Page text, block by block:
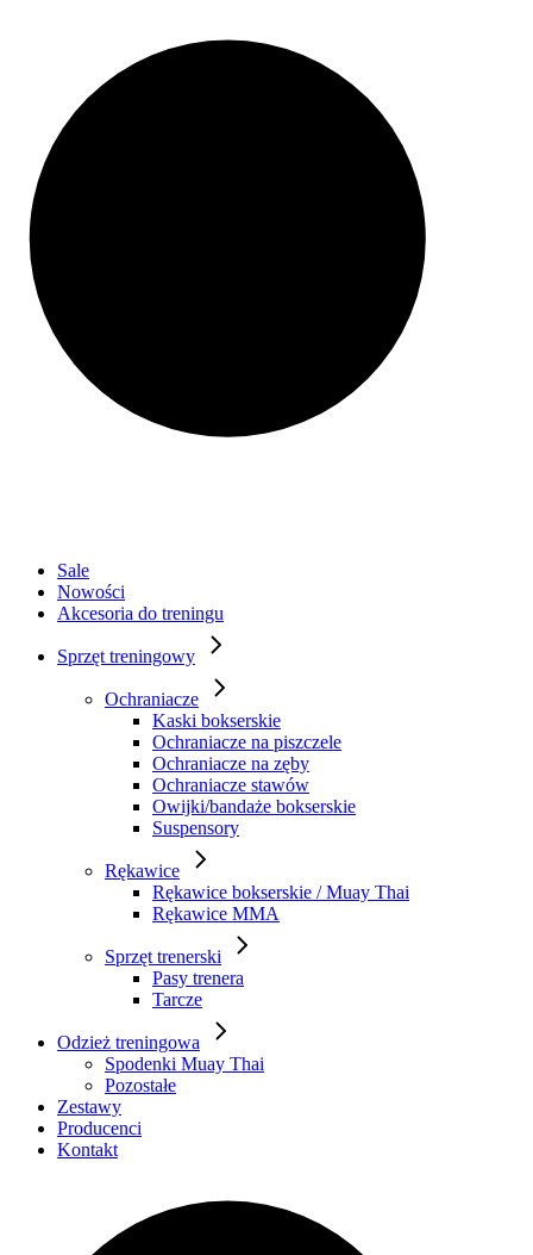
Sale
Nowości
Akcesoria do treningu
Sprzęt treningowy
Ochraniacze
Kaski bokserskie
Ochraniacze na piszczele
Ochraniacze na zęby
Ochraniacze stawów
Owijki/bandaże bokserskie
Suspensory
Rękawice
Rękawice bokserskie / Muay Thai
Rękawice MMA
Sprzęt trenerski
Pasy trenera
Tarcze
Odzież treningowa
Spodenki Muay Thai
Pozostałe
Zestawy
Producenci
Kontakt